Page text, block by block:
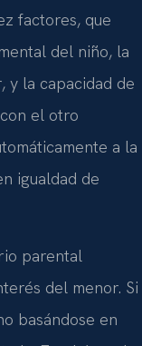
factores, que
del niño, la
y la capacidad de
el otro
a la
igualdad de
parental
del menor. Si
basándose en